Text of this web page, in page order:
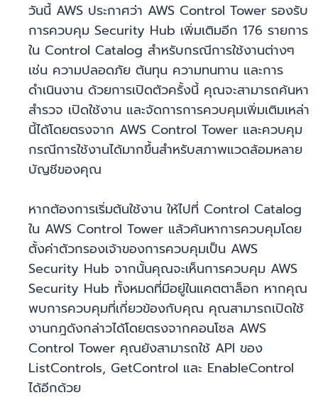
วันนี้ AWS ประกาศว่า AWS Control Tower รองรับ
การควบคุม Security Hub เพิ่มเติมอีก 176 รายการ
ใน Control Catalog สำหรับกรณีการใช้งานต่างๆ
เช่น ความปลอดภัย ต้นทุน ความทนทาน และการ
ดำเนินงาน ด้วยการเปิดตัวครั้งนี้ คุณจะสามารถค้นหา
สำรวจ เปิดใช้งาน และจัดการการควบคุมเพิ่มเติมเหล่า
นี้ได้โดยตรงจาก AWS Control Tower และควบคุม
กรณีการใช้งานได้มากขึ้นสำหรับสภาพแวดล้อมหลาย
บัญชีของคุณ
หากต้องการเริ่มต้นใช้งาน ให้ไปที่ Control Catalog
ใน AWS Control Tower แล้วค้นหาการควบคุมโดย
ตั้งค่าตัวกรองเจ้าของการควบคุมเป็น AWS
Security Hub จากนั้นคุณจะเห็นการควบคุม AWS
Security Hub ทั้งหมดที่มีอยู่ในแคตตาล็อก หากคุณ
พบการควบคุมที่เกี่ยวข้องกับคุณ คุณสามารถเปิดใช้
งานกฎดังกล่าวได้โดยตรงจากคอนโซล AWS
Control Tower คุณยังสามารถใช้ API ของ
ListControls, GetControl และ EnableControl
ได้อีกด้วย